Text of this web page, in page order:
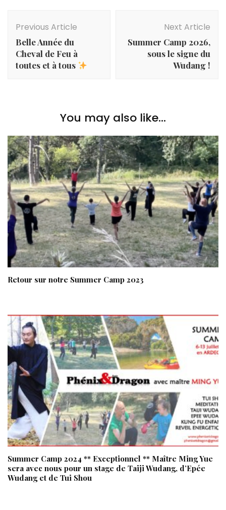
Navigation
Previous Article
Belle Année du
Cheval de Feu à
toutes et à tous
Next Article
Summer Camp 2026,
sous le signe du
Wudang !
You may also like...
Retour sur notre Summer Camp 2023
Summer Camp 2024 ** Exceptionnel ** Maître Ming Yue
sera avec nous pour un stage de Taiji Wudang, d’Epée
Wudang et de Tui Shou